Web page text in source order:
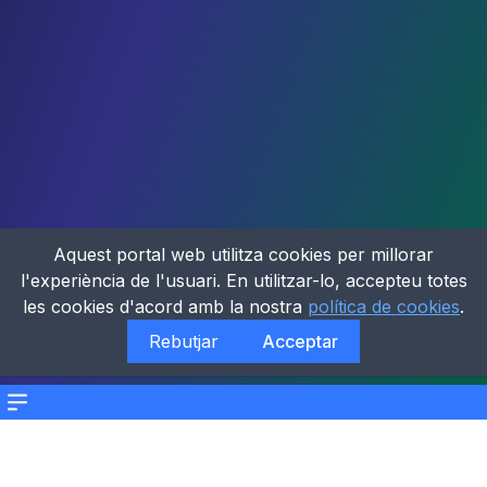
Menu
Aquest portal web utilitza cookies per millorar
l'experiència de l'usuari. En utilitzar-lo, accepteu totes
les cookies d'acord amb la nostra política de cookies.
Rebutjar
Acceptar